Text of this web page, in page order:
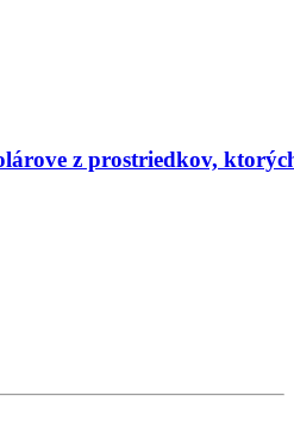
z prostriedkov,